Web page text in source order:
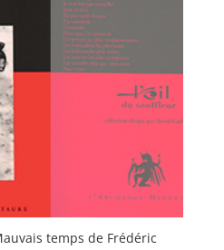
temps de Frédéric